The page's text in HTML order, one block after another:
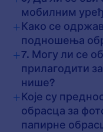
мобилним
+Како се
подношења
+7. Могу ли се
прилагодити
нише?
+Које су
обрасца за
папирне